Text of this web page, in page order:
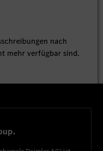
nach
mehr verfügbar sind.